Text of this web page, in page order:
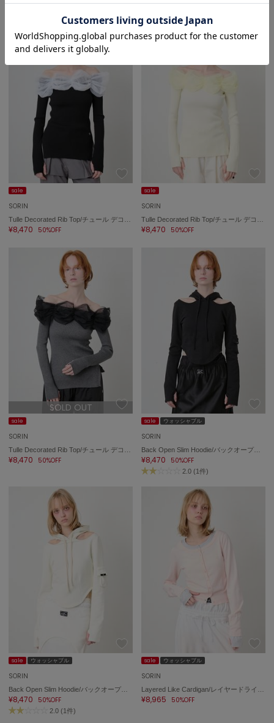
sale
SORIN
¥8,470 50%OFF
sale
SORIN
¥8,470 50%OFF
SOLD OUT
sale
SORIN
¥8,470 50%OFF
sale ウォッシャブル
SORIN
Back Open Slim Hoodie/バックオープンスリムフーディー
¥8,470 50%OFF
2.0 (1件)
sale ウォッシャブル
SORIN
¥8,470 50%OFF
2.0 (1件)
sale ウォッシャブル
SORIN
¥8,965 50%OFF